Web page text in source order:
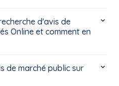
d'avis de
Online et comment en
de marché public sur